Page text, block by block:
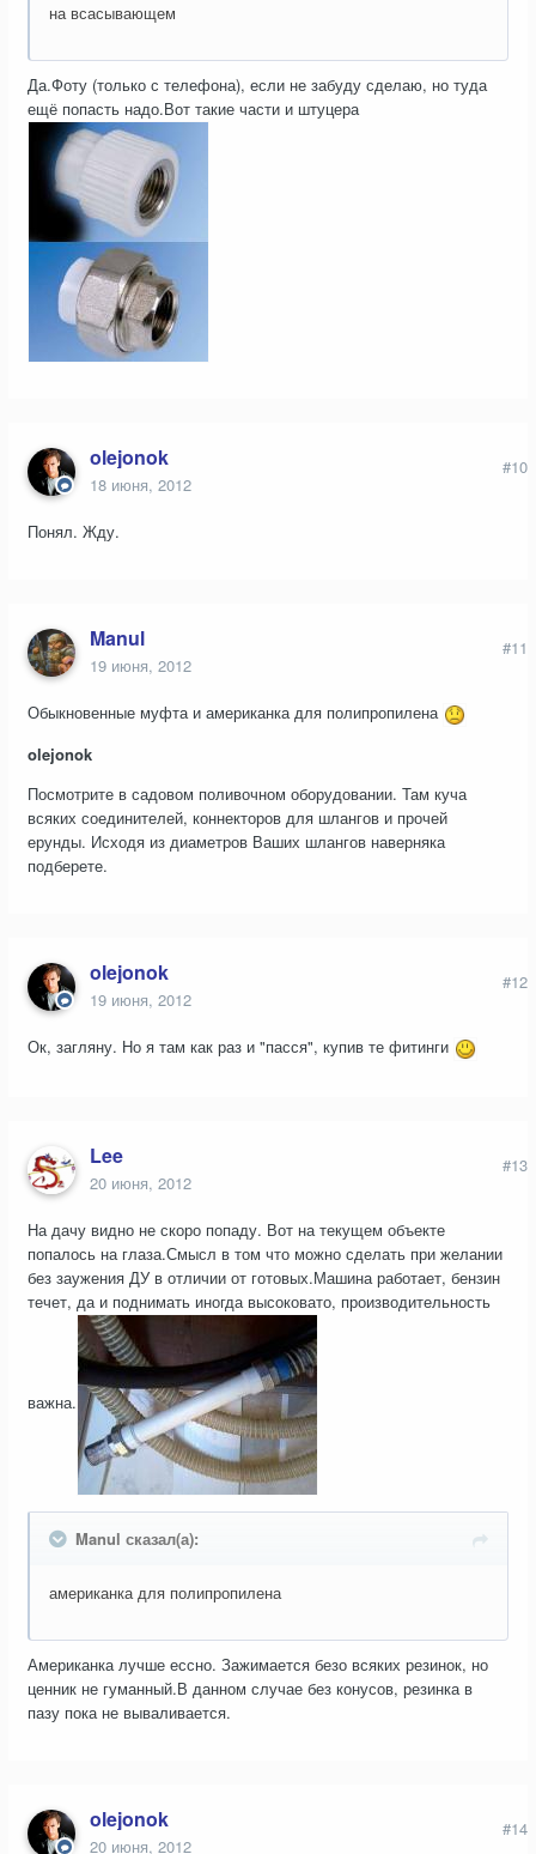
на всасывающем
Да.Фоту (только с телефона), если не забуду сделаю, но туда
ещё попасть надо.Вот такие части и штуцера
olejonok
18 июня, 2012
#10
Понял. Жду.
Manul
19 июня, 2012
#11
Обыкновенные муфта и американка для полипропилена
olejonok
Посмотрите в садовом поливочном оборудовании. Там куча
всяких соединителей, коннекторов для шлангов и прочей
ерунды. Исходя из диаметров Ваших шлангов наверняка
подберете.
olejonok
19 июня, 2012
#12
Ок, загляну. Но я там как раз и "пасся", купив те фитинги
Lee
20 июня, 2012
#13
На дачу видно не скоро попаду. Вот на текущем объекте
попалось на глаза.Смысл в том что можно сделать при желании
без заужения ДУ в отличии от готовых.Машина работает, бензин
течет, да и поднимать иногда высоковато, производительность
важна.
Manul сказал(а):
американка для полипропилена
Американка лучше ессно. Зажимается безо всяких резинок, но
ценник не гуманный.В данном случае без конусов, резинка в
пазу пока не вываливается.
olejonok
20 июня, 2012
#14